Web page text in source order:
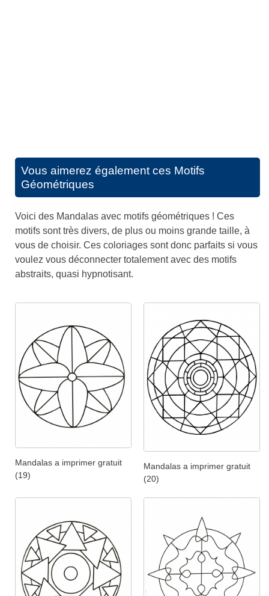
Vous aimerez également ces Motifs
Géométriques
Voici des Mandalas avec motifs géométriques ! Ces
motifs sont très divers, de plus ou moins grande taille, à
vous de choisir. Ces coloriages sont donc parfaits si vous
voulez vous déconnecter totalement avec des motifs
abstraits, quasi hypnotisant.
Mandalas a imprimer gratuit
(19)
Mandalas a imprimer gratuit
(20)